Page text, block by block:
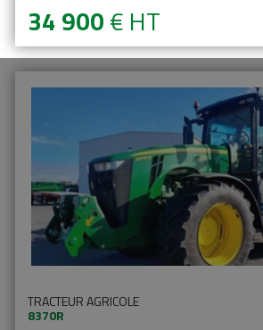
34 900€ HT
TRACTEUR AGRICOLE
8370R